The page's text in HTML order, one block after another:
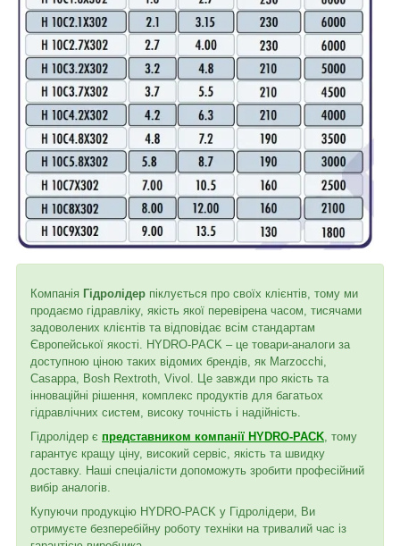
Компанія Гідролідер піклується про своїх клієнтів, тому ми
продаємо гідравліку, якість якої перевірена часом, тисячами
задоволених клієнтів та відповідає всім стандартам
Європейської якості. HYDRO-PACK – це товари-аналоги за
доступною ціною таких відомих брендів, як Marzocchi,
Casappa, Bosh Rextroth, Vivol. Це завжди про якість та
інноваційні рішення, комплекс продуктів для багатьох
гідравлічних систем, високу точність і надійність.
Гідролідер є представником компанії HYDRO-PACK , тому
гарантує кращу ціну, високий сервіс, якість та швидку
доставку. Наші спеціалісти допоможуть зробити професійний
вибір аналогів.
Купуючи продукцію HYDRO-PACK у Гідролідери, Ви
отримуєте безперебійну роботу техніки на тривалий час із